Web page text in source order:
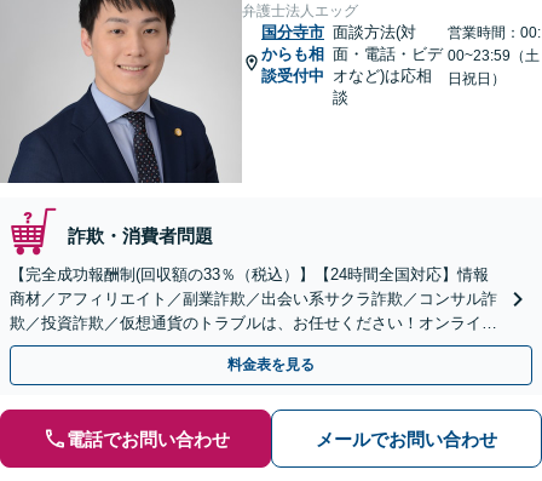
弁護士法人エッグ
国分寺市
からも相
談受付中
面談方法(対
面・電話・ビデ
オなど)は応相
談
営業時間：00:
00~23:59（土
日祝日）
詐欺・消費者問題
【完全成功報酬制(回収額の33％（税込）】【24時間全国対応】情報
商材／アフィリエイト／副業詐欺／出会い系サクラ詐欺／コンサル詐
欺／投資詐欺／仮想通貨のトラブルは、お任せください！オンライン
のみで解決も可能！
料金表を見る
電話でお問い合わせ メールでお問い合わせ